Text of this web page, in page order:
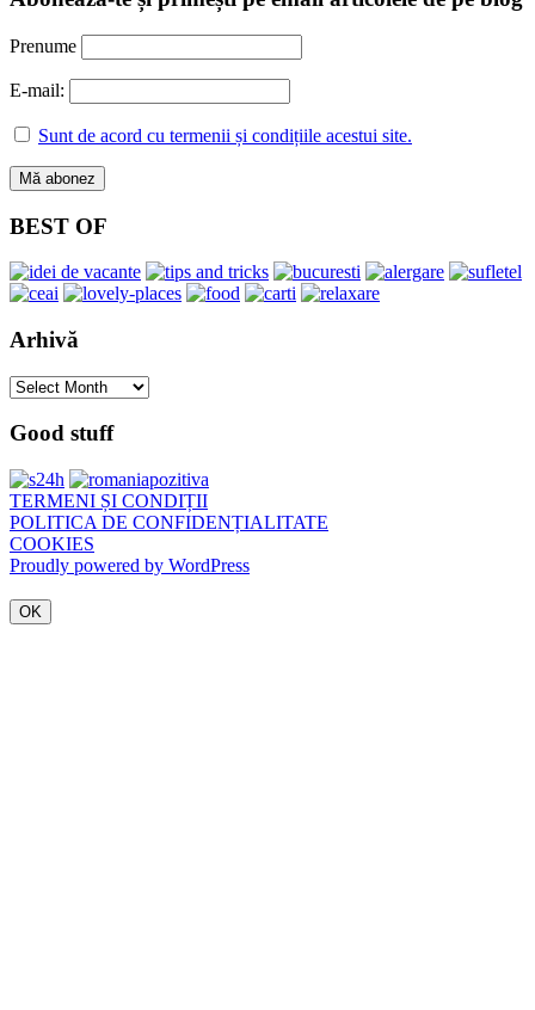
Prenume
E-mail:
Sunt de acord cu termenii și condițiile acestui site.
BEST OF
Arhivă
Arhivă
Good stuff
TERMENI ȘI CONDIȚII
POLITICA DE CONFIDENȚIALITATE
COOKIES
Proudly powered by WordPress
OK